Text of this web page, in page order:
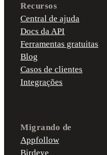
Recursos
Central de ajuda
Docs da API
Ferramentas gratuitas
Blog
Casos de clientes
Integrações
Migrando de
Appfollow
Birdeye